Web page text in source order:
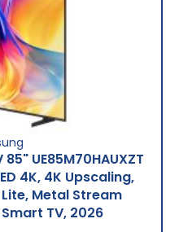
UE85M70HAUXZT
4K, 4K Upscaling,
Metal Stream
TV, 2026